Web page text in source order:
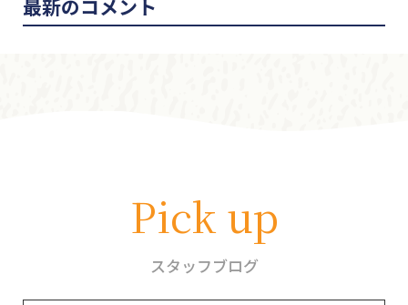
最新のコメント
Pick up
スタッフブログ